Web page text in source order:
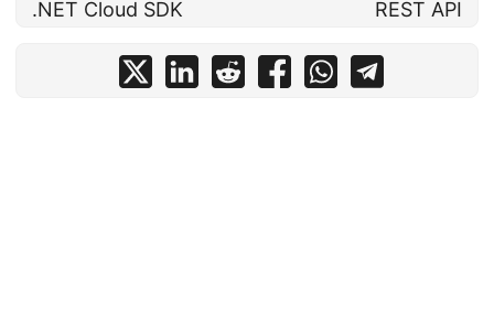
.NET Cloud SDK
REST API